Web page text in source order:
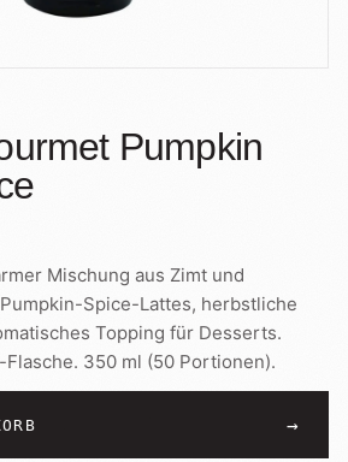
Röster
Pumpkin
Mischung aus Zimt und
Spice-Lattes, herbstliche
Topping für Desserts.
350 ml (50 Portionen).
→